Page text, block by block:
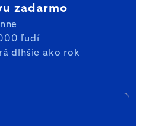
zadarmo
ľudí
dlhšie ako rok